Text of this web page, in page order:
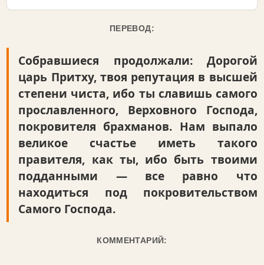
ПЕРЕВОД:
Собравшиеся продолжали: Дорогой
царь Притху, твоя репутация в высшей
степени чиста, ибо ты славишь самого
прославленного, Верховного Господа,
покровителя брахманов. Нам выпало
великое счастье иметь такого
правителя, как ты, ибо быть твоими
подданными — все равно что
находиться под покровительством
Самого Господа.
КОММЕНТАРИЙ: